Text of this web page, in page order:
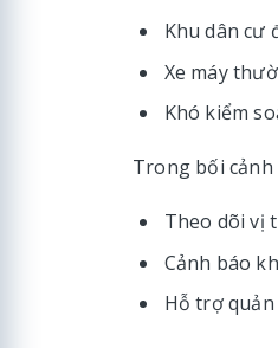
Khu dân cư
Xe máy
Khó kiểm
Trong bối
Theo dõi vị
Cảnh báo
Hỗ trợ